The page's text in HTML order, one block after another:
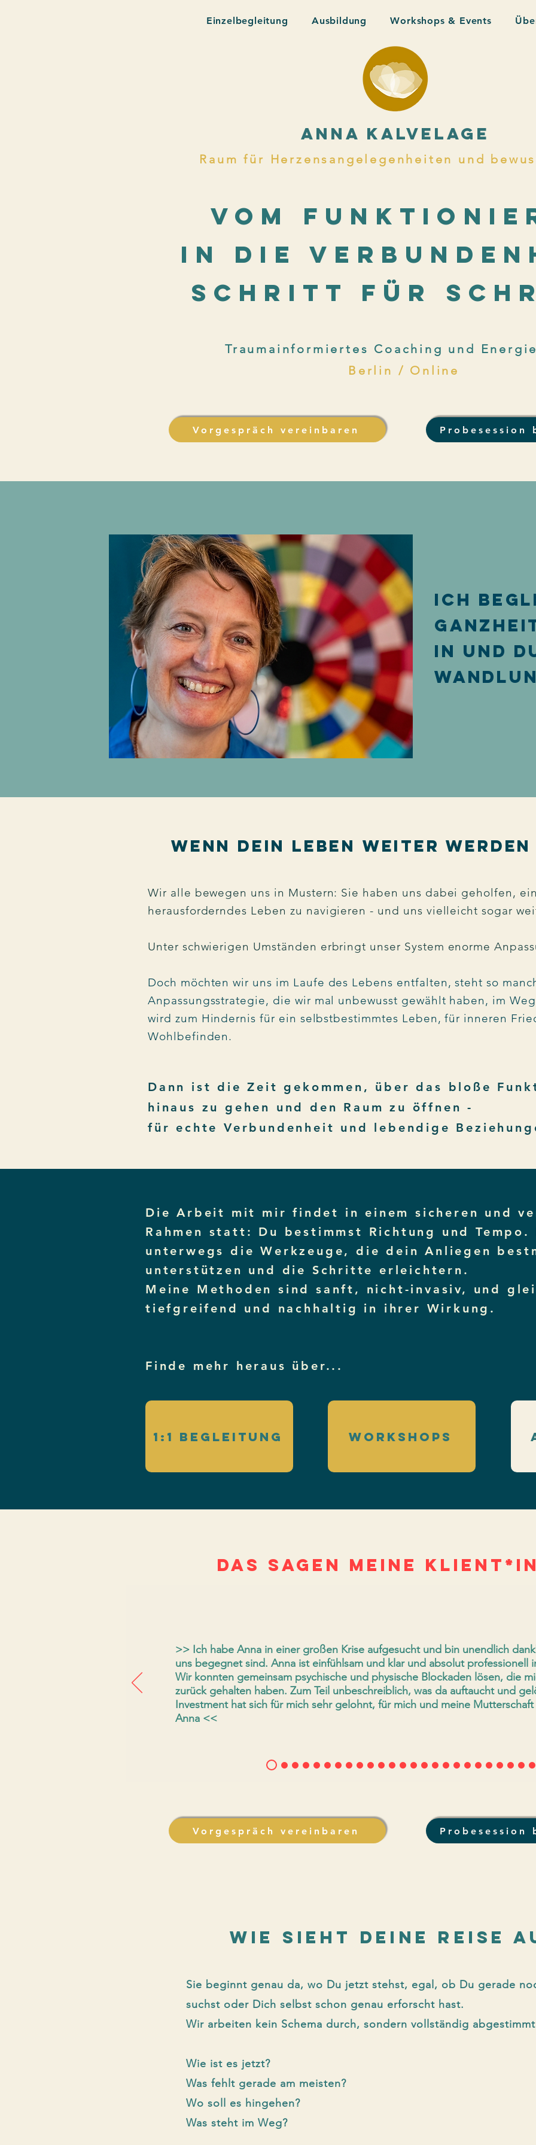
Einzelbegleitung Ausbildung Workshops & Events
ANNA KALVELAGE
Raum für Herzensangelegenheiten und
vom
in die
schritt für
Traumainformiertes Coaching und
Berlin / Online
Vorgespräch vereinbaren Probesession
ich
in und
Wenn dein Leben weiter
​Wir alle bewegen uns in Mustern: Sie haben uns dabei geholfen,
herausforderndes Leben zu navigieren - und uns vielleicht sogar
Unter schwierigen Umständen erbringt unser System enorme
Doch möchten wir uns im Laufe des Lebens entfalten, steht so
Anpassungsstrategie, die wir mal unbewusst gewählt haben, im
wird zum Hindernis für ein selbstbestimmtes Leben, für inneren
Wohlbefinden.​
Dann ist die Zeit gekommen, über das bloße
hinaus zu gehen und den Raum zu öffnen -
für echte Verbundenheit und lebendige
Die Arbeit mit mir findet in einem sicheren und
Rahmen statt: Du bestimmst Richtung und
unterwegs die Werkzeuge, die dein Anliegen
unterstützen und die Schritte erleichtern.
Meine Methoden sind sanft, nicht-invasiv, und
tiefgreifend und nachhaltig in ihrer Wirkung.
Finde mehr heraus über...
1:1 Begleitung workshops
DAS SAGEN meine
>> Ich habe Anna in einer großen Krise aufgesucht und bin unendlich
uns begegnet sind. Anna ist einfühlsam und klar und absolut professionell
Wir konnten gemeinsam psychische und physische Blockaden lösen, die
zurück gehalten haben. Zum Teil unbeschreiblich, was da auftaucht und
Investment hat sich für mich sehr gelohnt, für mich und meine
Anna <<
Vorgespräch vereinbaren Probesession
WIE SIEHT Deine Reise
Sie beginnt genau da, wo Du jetzt stehst, egal, ob Du gerade
suchst oder Dich selbst schon genau erforscht hast.
​Wir arbeiten kein Schema durch, sondern vollständig
Wie ist es jetzt?
Was fehlt gerade am meisten?
Wo soll es hingehen?
Was steht im Weg?